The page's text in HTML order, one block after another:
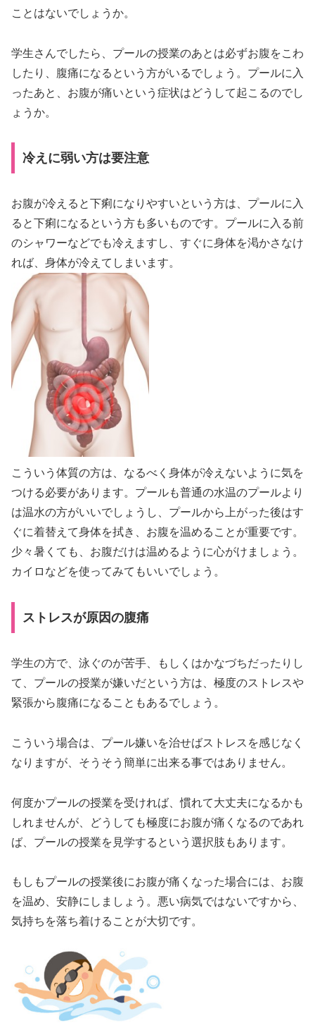
ことはないでしょうか。
学生さんでしたら、プールの授業のあとは必ずお腹をこわ
したり、腹痛になるという方がいるでしょう。プールに入
ったあと、お腹が痛いという症状はどうして起こるのでし
ょうか。
冷えに弱い方は要注意
お腹が冷えると下痢になりやすいという方は、プールに入
ると下痢になるという方も多いものです。プールに入る前
のシャワーなどでも冷えますし、すぐに身体を渇かさなけ
れば、身体が冷えてしまいます。
こういう体質の方は、なるべく身体が冷えないように気を
つける必要があります。プールも普通の水温のプールより
は温水の方がいいでしょうし、プールから上がった後はす
ぐに着替えて身体を拭き、お腹を温めることが重要です。
少々暑くても、お腹だけは温めるように心がけましょう。
カイロなどを使ってみてもいいでしょう。
ストレスが原因の腹痛
学生の方で、泳ぐのが苦手、もしくはかなづちだったりし
て、プールの授業が嫌いだという方は、極度のストレスや
緊張から腹痛になることもあるでしょう。
こういう場合は、プール嫌いを治せばストレスを感じなく
なりますが、そうそう簡単に出来る事ではありません。
何度かプールの授業を受ければ、慣れて大丈夫になるかも
しれませんが、どうしても極度にお腹が痛くなるのであれ
ば、プールの授業を見学するという選択肢もあります。
もしもプールの授業後にお腹が痛くなった場合には、お腹
を温め、安静にしましょう。悪い病気ではないですから、
気持ちを落ち着けることが大切です。